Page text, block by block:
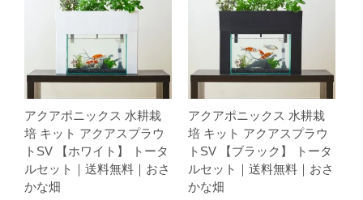
アクアポニックス 水耕栽
培 キット アクアスプラウ
トSV 【ホワイト】 トータ
ルセット｜送料無料｜おさ
かな畑
アクアポニックス 水耕栽
培 キット アクアスプラウ
トSV 【ブラック】 トータ
ルセット｜送料無料｜おさ
かな畑